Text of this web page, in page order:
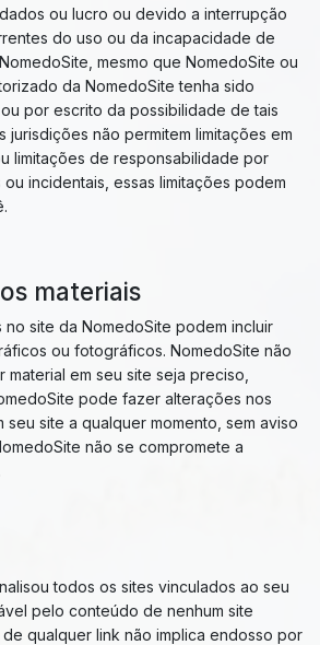
ou lucro ou devido a interrupção
do uso ou da incapacidade de
mesmo que NomedoSite ou
da NomedoSite tenha sido
por escrito da possibilidade de tais
jurisdições não permitem limitações em
limitações de responsabilidade por
incidentais, essas limitações podem
materiais
no site da NomedoSite podem incluir
ou fotográficos. NomedoSite não
em seu site seja preciso,
pode fazer alterações nos
seu site a qualquer momento, sem aviso
não se compromete a
todos os sites vinculados ao seu
pelo conteúdo de nenhum site
qualquer link não implica endosso por